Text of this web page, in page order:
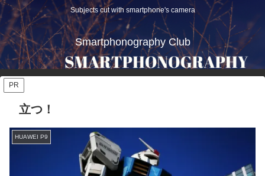
Subjects cut with smartphone's camera
Smartphonography Club
PR
立つ！
HUAWEI P9